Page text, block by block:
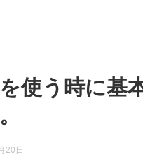
使う時に基
20日